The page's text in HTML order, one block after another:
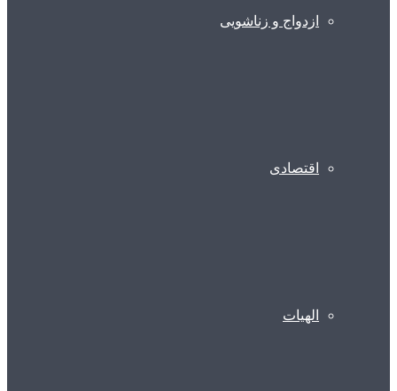
ازدواج و زناشویی
اقتصادی
الهیات